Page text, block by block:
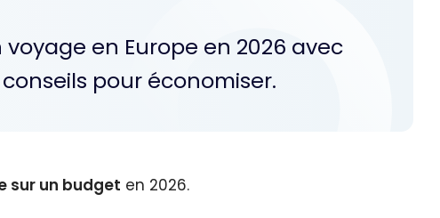
en Europe en 2026 avec
pour économiser.
sur un budget en 2026.